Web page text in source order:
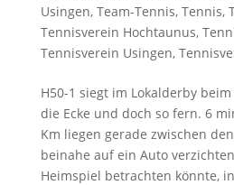
Usingen, Team-Tennis, Tennis,
Tennisverein Hochtaunus,
Tennisverein Usingen,
H50-1 siegt im Lokalderby
die Ecke und doch so fern. 6
Km liegen gerade zwischen
beinahe auf ein Auto
Heimspiel betrachten könnte,